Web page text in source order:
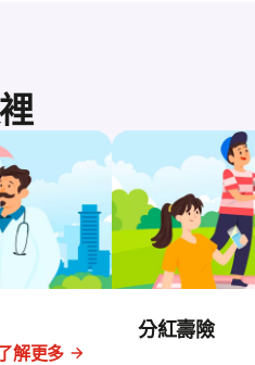
解更多
分紅壽險